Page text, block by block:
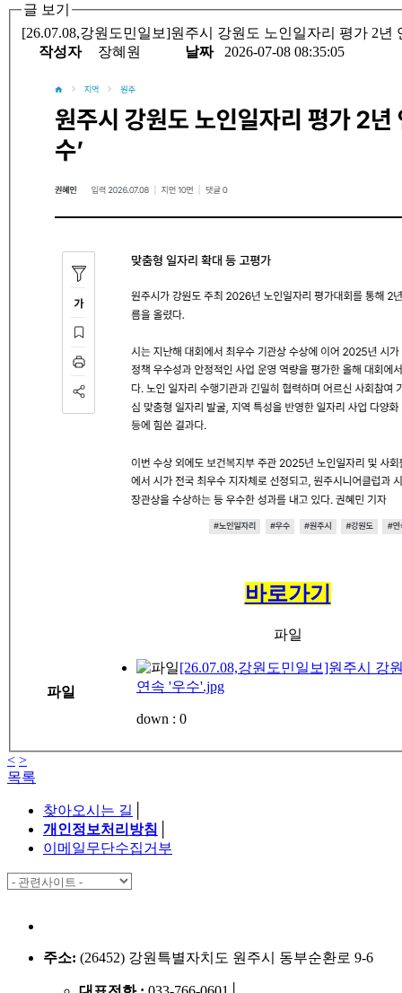
글 보기
[26.07.08,강원도민일보]원주시 강원도 노인일자리 평가 2년
작성자
장혜원 날짜 2026-07-08 08:35:05
바로가기
파일
파일
[26.07.08,강원도민일보]원주시 강
연속 '우수'.jpg
down : 0
< >
목록
찾아오시는 길
개인정보처리방침
이메일무단수집거부
주소: (26452) 강원특별자치도 원주시 동부순환로 9-6